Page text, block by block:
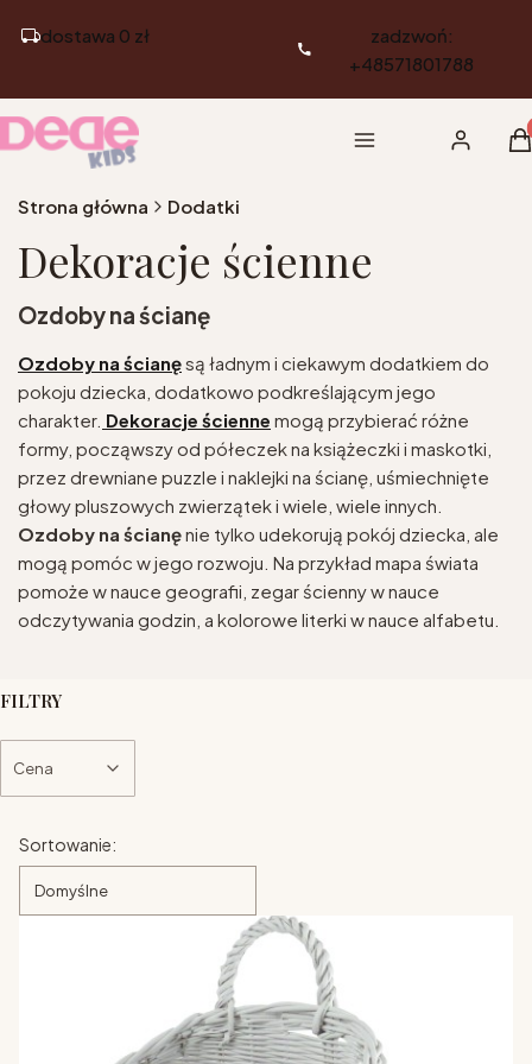
dostawa 0 zł
zadzwoń:
+48571801788
Menu Zaloguj się
Strona główna Dodatki
Dekoracje ścienne
Ozdoby na ścianę
Ozdoby na ścianęsą ładnym i ciekawym dodatkiem do
pokoju dziecka, dodatkowo podkreślającym jego
charakter. Dekoracje ścienne mogą przybierać różne
formy, począwszy od półeczek na książeczki i maskotki,
przez drewniane puzzle i naklejki na ścianę, uśmiechnięte
głowy pluszowych zwierzątek i wiele, wiele innych.
Ozdoby na ścianęnie tylko udekorują pokój dziecka, ale
mogą pomóc w jego rozwoju. Na przykład mapa świata
pomoże w nauce geografii, zegar ścienny w nauce
odczytywania godzin, a kolorowe literki w nauce alfabetu.
FILTRY
Cena
Lista produktów
Sortowanie:
Domyślne